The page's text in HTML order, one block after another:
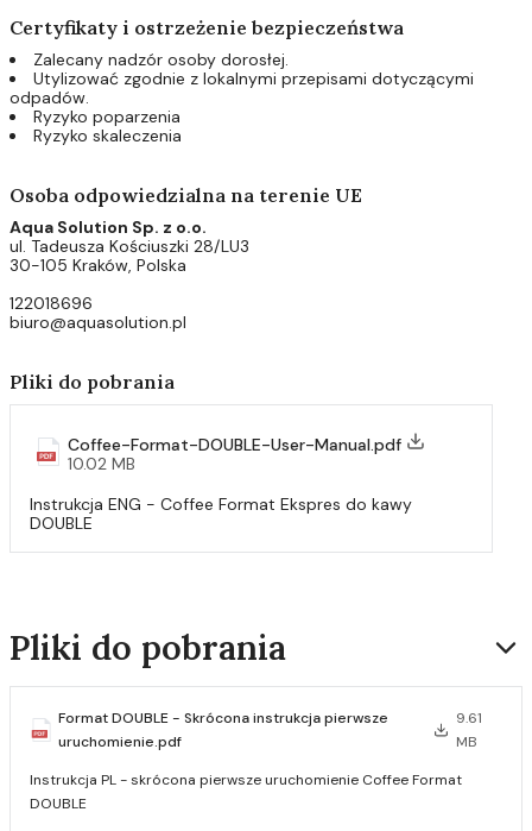
Certyfikaty i ostrzeżenie bezpieczeństwa
Zalecany nadzór osoby dorosłej.
Utylizować zgodnie z lokalnymi przepisami dotyczącymi
odpadów.
Ryzyko poparzenia
Ryzyko skaleczenia
Osoba odpowiedzialna na terenie UE
Aqua Solution Sp. z o.o.
ul. Tadeusza Kościuszki 28/LU3
30-105 Kraków, Polska
122018696
biuro@aquasolution.pl
Pliki do pobrania
Coffee-Format-DOUBLE-User-Manual.pdf
10.02 MB
Instrukcja ENG - Coffee Format Ekspres do kawy
DOUBLE
Pliki do pobrania
Format DOUBLE - Skrócona instrukcja pierwsze
uruchomienie.pdf
9.61
MB
Instrukcja PL - skrócona pierwsze uruchomienie Coffee Format
DOUBLE